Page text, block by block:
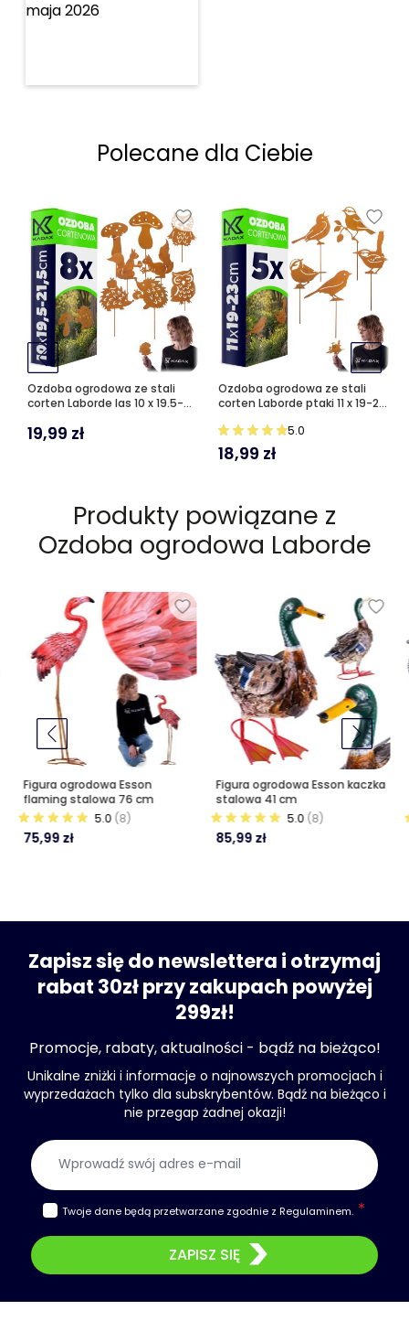
Polecane dla Ciebie
Ozdoba ogrodowa ze stali
corten Laborde las 10 x 19.5-
19,99 zł
Ozdoba ogrodowa ze stali
corten Laborde ptaki 11 x 19-23
5.0
18,99 zł
Produkty powiązane z
Ozdoba ogrodowa Laborde
Figura ogrodowa Esson
flaming stalowa 76 cm
5.0 (8)
75,99 zł
Figura ogrodowa Esson kaczka
stalowa 41 cm
5.0 (8)
85,99 zł
Zapisz się do newslettera i otrzymaj
rabat 30zł przy zakupach powyżej
299zł!
Promocje, rabaty, aktualności - bądź na bieżąco!
Unikalne zniżki i informacje o najnowszych promocjach i
wyprzedażach tylko dla subskrybentów. Bądź na bieżąco i
nie przegap żadnej okazji!
Twoje dane będą przetwarzane zgodnie z Regulaminem.
ZAPISZ SIĘ